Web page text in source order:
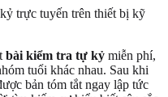
bài kiểm tra tự kỷ miễn phí,
tuổi khác nhau. Sau khi
bản tóm tắt ngay lập tức